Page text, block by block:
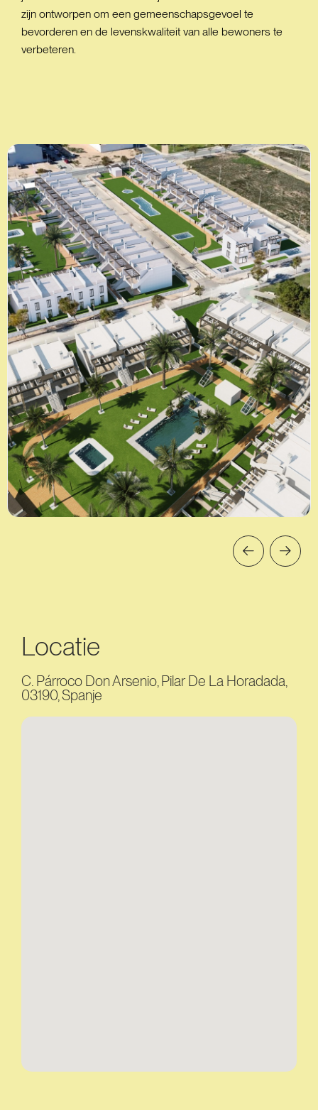
zijn ontworpen om een gemeenschapsgevoel te
bevorderen en de levenskwaliteit van alle bewoners te
verbeteren.
Locatie
C. Párroco Don Arsenio, Pilar De La Horadada,
03190, Spanje